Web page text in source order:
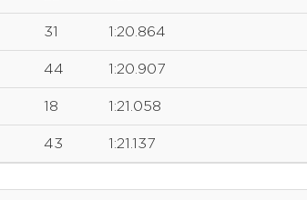
31 1:20.864
44 1:20.907
18 1:21.058
43 1:21.137